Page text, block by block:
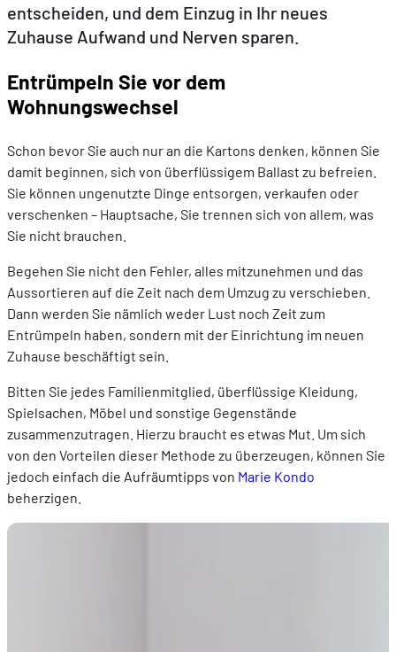
entscheiden, und dem Einzug in Ihr neues
Zuhause Aufwand und Nerven sparen.
Entrümpeln Sie vor dem
Wohnungswechsel
Schon bevor Sie auch nur an die Kartons denken, können Sie
damit beginnen, sich von überflüssigem Ballast zu befreien.
Sie können ungenutzte Dinge entsorgen, verkaufen oder
verschenken – Hauptsache, Sie trennen sich von allem, was
Sie nicht brauchen.
Begehen Sie nicht den Fehler, alles mitzunehmen und das
Aussortieren auf die Zeit nach dem Umzug zu verschieben.
Dann werden Sie nämlich weder Lust noch Zeit zum
Entrümpeln haben, sondern mit der Einrichtung im neuen
Zuhause beschäftigt sein.
Bitten Sie jedes Familienmitglied, überflüssige Kleidung,
Spielsachen, Möbel und sonstige Gegenstände
zusammenzutragen. Hierzu braucht es etwas Mut. Um sich
von den Vorteilen dieser Methode zu überzeugen, können Sie
jedoch einfach die Aufräumtipps von Marie Kondo
beherzigen.